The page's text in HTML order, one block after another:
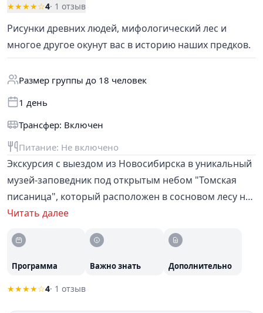
★★★★☆4· 1 отзыв
Рисунки древних людей, мифологический лес и
многое другое окунут вас в историю наших предков.
Размер группы до 18 человек
1 день
Трансфер: Включен
Питание: Не включено
Экскурсия с выездом из Новосибирска в уникальный
музей-заповедник под открытым небом "Томская
писаница", который расположен в сосновом лесу на
берегу реки Томь у скальных выступов, которые
людей. В программу экскурсии входит посещение 4
музейных комплексов:Шорский улус Кезек,
святилище "Томская писаница"
Читать далее
Программа Важно знать Дополнительно
★★★★☆4· 1 отзыв